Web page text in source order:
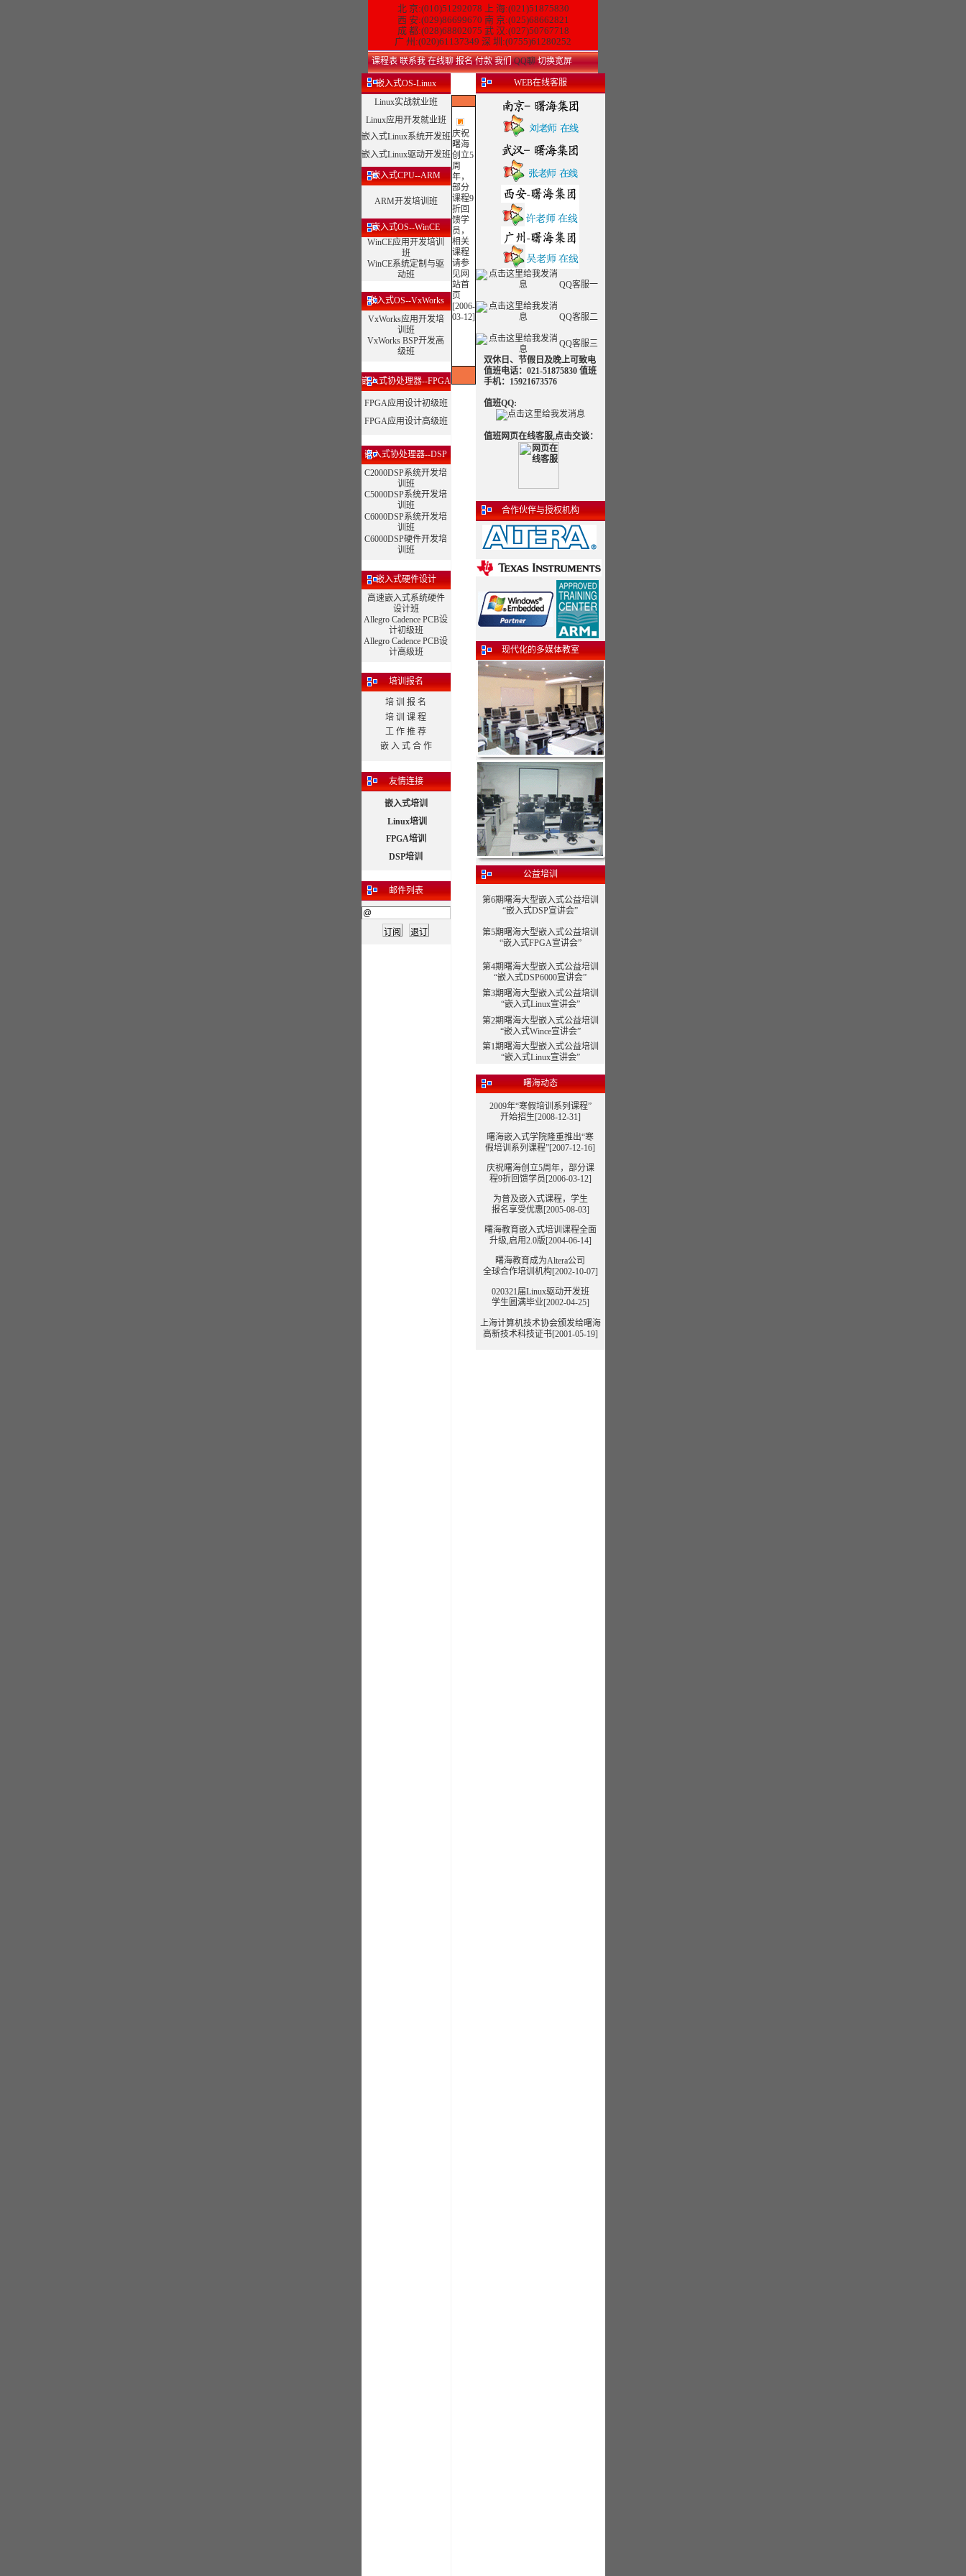
北 京:(010)51292078
上 海:(021)51875830
西 安:(029)86699670 南 京:(025)68662821
成 都:(028)68802075 武 汉:(027)50767718
广 州:(020)61137349 深 圳:(0755)61280252
课程表 联系我 在线聊 报名 付款 我们 QQ聊切换宽屏
嵌入式OS-Linux
Linux实战就业班
Linux应用开发就业班
嵌入式Linux系统开发班
嵌入式Linux驱动开发班
嵌入式CPU--ARM
ARM开发培训班
嵌入式OS--WinCE
WinCE应用开发培训
班
WinCE系统定制与驱
动班
嵌入式OS--VxWorks
VxWorks应用开发培
训班
VxWorks BSP开发高
级班
嵌入式协处理器--FPGA
FPGA应用设计初级班
FPGA应用设计高级班
嵌入式协处理器--DSP
C2000DSP系统开发培
训班
C5000DSP系统开发培
训班
C6000DSP系统开发培
训班
C6000DSP硬件开发培
训班
嵌入式硬件设计
高速嵌入式系统硬件
设计班
Allegro Cadence PCB设
计初级班
Allegro Cadence PCB设
计高级班
培训报名
培 训 报 名
培 训 课 程
工 作 推 荐
嵌 入 式 合 作
友情连接
嵌入式培训
Linux培训
FPGA培训
DSP培训
邮件列表
WEB在线客服
QQ客服一
QQ客服二
QQ客服三
双休日、节假日及晚上可致电
值班电话：021-51875830 值班
手机：15921673576
值班QQ:
值班网页在线客服,点击交谈：
合作伙伴与授权机构
现代化的多媒体教室
公益培训
第6期曙海大型嵌入式公益培训
“嵌入式DSP宣讲会”
第5期曙海大型嵌入式公益培训
“嵌入式FPGA宣讲会”
第4期曙海大型嵌入式公益培训
“嵌入式DSP6000宣讲会”
第3期曙海大型嵌入式公益培训
“嵌入式Linux宣讲会”
第2期曙海大型嵌入式公益培训
“嵌入式Wince宣讲会”
第1期曙海大型嵌入式公益培训
“嵌入式Linux宣讲会”
曙海动态
2009年“寒假培训系列课程”
开始招生[2008-12-31]
曙海嵌入式学院隆重推出“寒
假培训系列课程”[2007-12-16]
庆祝曙海创立5周年，部分课
程9折回馈学员[2006-03-12]
为普及嵌入式课程，学生
报名享受优惠[2005-08-03]
曙海教育嵌入式培训课程全面
升级,启用2.0版[2004-06-14]
曙海教育成为Altera公司
全球合作培训机构[2002-10-07]
020321届Linux驱动开发班
学生圆满毕业[2002-04-25]
上海计算机技术协会颁发给曙海
高新技术科技证书[2001-05-19]
庆祝
曙海
创立5
周
年，
部分
课程9
折回
馈学
员 ，
相关
课程
请参
见网
站首
页
[2006-
03-12]